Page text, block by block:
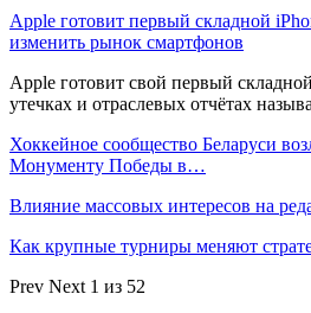
Apple готовит первый складной
изменить рынок смартфонов
Apple готовит свой первый
утечках и отраслевых отчётах
Хоккейное сообщество Беларуси
Монументу Победы в…
Влияние массовых интересов на
Как крупные турниры меняют
Prev Next 1 из 52